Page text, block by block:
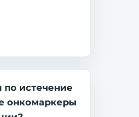
истечение
онкомаркеры